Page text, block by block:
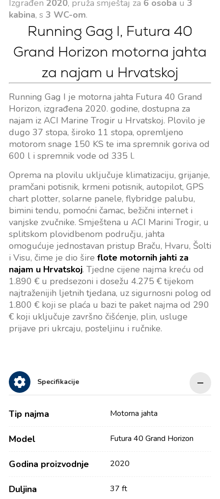
Izgrađen 2020, pruža smještaj za 6 osoba u 3
kabina, s 3 WC-om.
Running Gag I, Futura 40
Grand Horizon motorna jahta
za najam u Hrvatskoj
Running Gag I je motorna jahta Futura 40 Grand
Horizon, izgrađena 2020. godine, dostupna za
najam iz ACI Marine Trogir u Hrvatskoj. Plovilo je
dugo 37 stopa, široko 11 stopa, opremljeno
motorom snage 150 KS te ima spremnik goriva od
600 l i spremnik vode od 335 l.
Oprema na plovilu uključuje klimatizaciju, grijanje,
pramčani potisnik, krmeni potisnik, autopilot, GPS
chart plotter, solarne panele, flybridge palubu,
bimini tendu, pomoćni čamac, bežični internet i
vanjske zvučnike. Smještena u ACI Marini Trogir, u
splitskom plovidbenom području, jahta
omogućuje jednostavan pristup Braču, Hvaru, Šolti
i Visu, čime je dio šire flote motornih jahti za
najam u Hrvatskoj. Tjedne cijene najma kreću od
1.890 € u predsezoni i dosežu 4.275 € tijekom
najtraženijih ljetnih tjedana, uz sigurnosni polog od
1.800 € koji se plaća u bazi te paket najma od 290
€ koji uključuje završno čišćenje, plin, usluge
prijave pri ukrcaju, posteljinu i ručnike.
Specifikacije
Tip najma Motorna jahta
Model Futura 40 Grand Horizon
Godina proizvodnje 2020
Duljina 37 ft